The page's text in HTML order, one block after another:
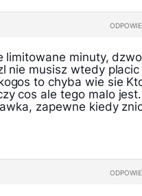
limitowane minuty,
nie musisz wtedy
to chyba wie sie
cos ale tego malo
zapewne kiedy